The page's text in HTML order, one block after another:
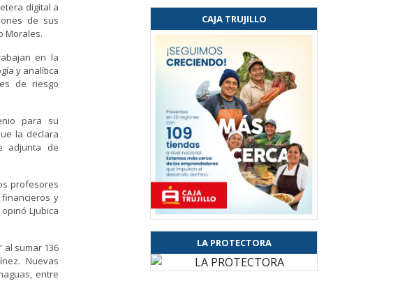
digital a
de sus
Morales.
en la
y analítica
de riesgo
para su
la declara
adjunta de
profesores
y
Ljubica
al sumar 136
Nuevas
entre
CAJA TRUJILLO
LA PROTECTORA